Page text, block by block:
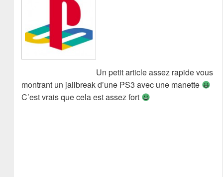
Un petit article assez rapide vous
montrant un jailbreak d’une PS3 avec une manette
C’est vrais que cela est assez fort